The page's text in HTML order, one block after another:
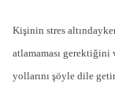
Kişinin stres
atlamaması gerektiğini
yollarını şöyle dile